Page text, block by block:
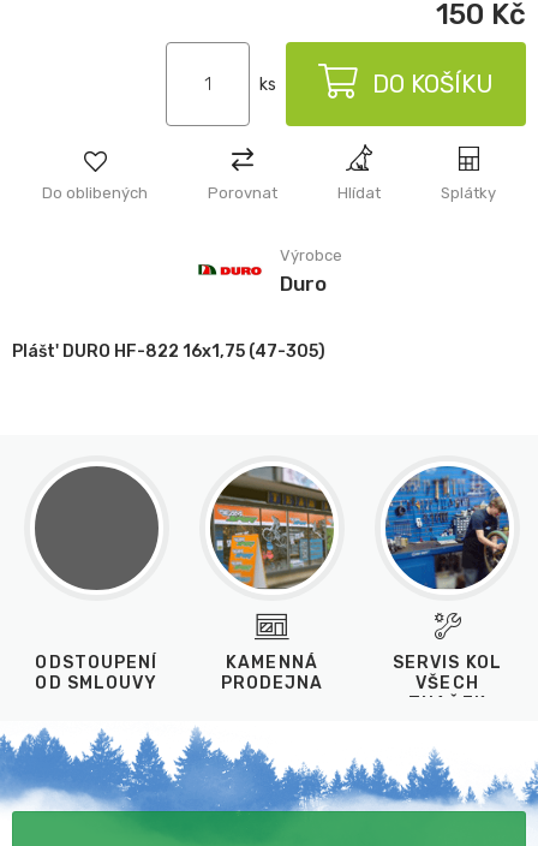
Výrobce
Duro
Do oblibených Porovnat Hlídat Splátky
150 Kč
ks DO KOŠÍKU
Plášt' DURO HF-822 16x1,75 (47-305)
ODSTOUPENÍ
OD SMLOUVY
KAMENNÁ
PRODEJNA
SERVIS KOL
VŠECH
ZNAČEK